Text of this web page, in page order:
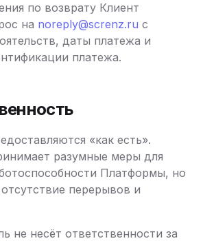
по возврату Клиент
на noreply@screnz.ru с
даты платежа и
платежа.
«как есть».
разумные меры для
Платформы, но
перерывов и
не несёт ответственности за